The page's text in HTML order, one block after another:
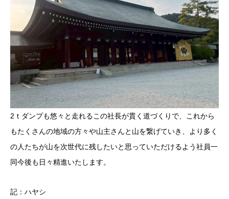
2ｔダンプも悠々と走れるこの社長が貫く道づくりで、これから
もたくさんの地域の方々や山主さんと山を繋げていき、より多く
の人たちが山を次世代に残したいと思っていただけるよう社員一
同今後も日々精進いたします。
記：ハヤシ